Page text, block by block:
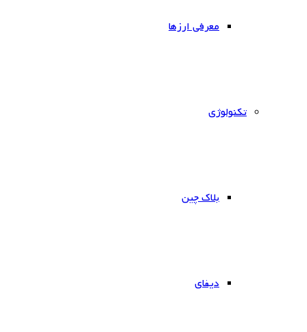
معرفی ارزها
‌تکنولوژی
بلاک چین
دیفای